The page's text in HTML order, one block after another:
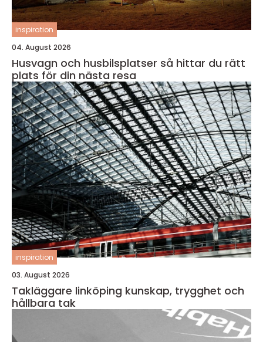
inspiration
04. August 2026
Husvagn och husbilsplatser så hittar du rätt
plats för din nästa resa
inspiration
03. August 2026
Takläggare linköping kunskap, trygghet och
hållbara tak